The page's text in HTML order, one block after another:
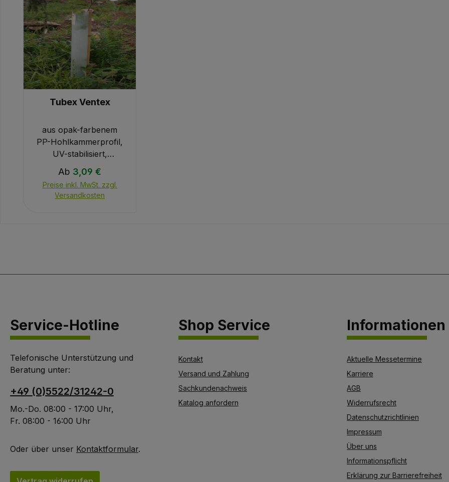
Tubex Ventex
aus opak-farbenem
PP-Hohlkammerprofil,
UV-stabilisiert,
mechanisch bedingter
Zerfall nach ca. 5
Jahren. Die
tatsächliche
Vorteile:
g, lichtdurchlässig,
hohe
kein Scheuern des
oberen Hüllenrandes
abgerundete
Oberkante
Aufbrechen der Hülle
durch Sollbruchstelle
Belüftungslöcher im
Regulärer Preis:
Ab 3,09 €
Preise inkl. MwSt. zzgl.
Versandkosten
Service-Hotline
Telefonische Unterstützung und
Beratung unter:
+49 (0)5522/31242-0
Mo.-Do. 08:00 - 17:00 Uhr,
Fr. 08:00 - 16:00 Uhr
Oder über unser Kontaktformular.
Shop Service
Kontakt
Versand und Zahlung
Sachkundenachweis
Katalog anfordern
Informationen
Aktuelle Messetermine
Karriere
AGB
Widerrufsrecht
Datenschutzrichtlinien
Impressum
Über uns
Informationspflicht
Erklärung zur Barrierefreiheit